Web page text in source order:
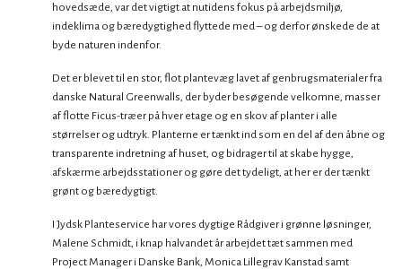
hovedsæde, var det vigtigt at nutidens fokus på arbejdsmiljø,
indeklima og bæredygtighed flyttede med – og derfor ønskede de at
byde naturen indenfor.
Det er blevet til en stor, flot plantevæg lavet af genbrugsmaterialer fra
danske Natural Greenwalls, der byder besøgende velkomne, masser
af flotte Ficus-træer på hver etage og en skov af planter i alle
størrelser og udtryk. Planterne er tænkt ind som en del af den åbne og
transparente indretning af huset, og bidrager til at skabe hygge,
afskærme arbejdsstationer og gøre det tydeligt, at her er der tænkt
grønt og bæredygtigt.
I Jydsk Planteservice har vores dygtige Rådgiver i grønne løsninger,
Malene Schmidt, i knap halvandet år arbejdet tæt sammen med
Project Manager i Danske Bank, Monica Lillegrav Kanstad samt